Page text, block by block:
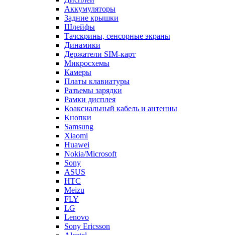
Аккумуляторы
Задние крышки
Шлейфы
Тачскрины, сенсорные экраны
Динамики
Держатели SIM-карт
Микросхемы
Камеры
Платы клавиатуры
Разъемы зарядки
Рамки дисплея
Коаксиальный кабель и антенны
Кнопки
Samsung
Xiaomi
Huawei
Nokia/Microsoft
Sony
ASUS
HTC
Meizu
FLY
LG
Lenovo
Sony Ericsson